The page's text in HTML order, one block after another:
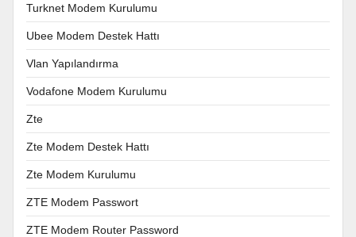
Turknet Modem Kurulumu
Ubee Modem Destek Hattı
Vlan Yapılandırma
Vodafone Modem Kurulumu
Zte
Zte Modem Destek Hattı
Zte Modem Kurulumu
ZTE Modem Passwort
ZTE Modem Router Password